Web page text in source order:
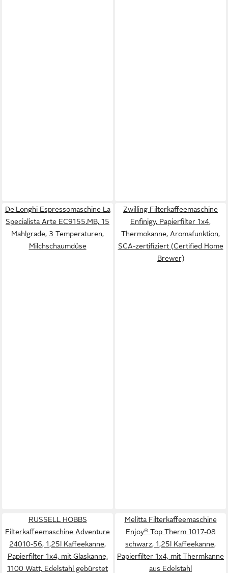
De'Longhi Espressomaschine La
Specialista Arte EC9155.MB, 15
Mahlgrade, 3 Temperaturen,
Milchschaumdüse
Zwilling Filterkaffeemaschine
Enfinigy, Papierfilter 1x4,
Thermokanne, Aromafunktion,
SCA-zertifiziert (Certified Home
Brewer)
RUSSELL HOBBS
Filterkaffeemaschine Adventure
24010-56, 1,25l Kaffeekanne,
Papierfilter 1x4, mit Glaskanne,
1100 Watt, Edelstahl gebürstet
Melitta Filterkaffeemaschine
Enjoy® Top Therm 1017-08
schwarz, 1,25l Kaffeekanne,
Papierfilter 1x4, mit Thermkanne
aus Edelstahl